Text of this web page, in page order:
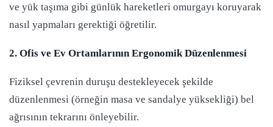
ve yük taşıma gibi günlük hareketleri omurgayı koruyarak
nasıl yapmaları gerektiği öğretilir.
2. Ofis ve Ev Ortamlarının Ergonomik Düzenlenmesi
Fiziksel çevrenin duruşu destekleyecek şekilde
düzenlenmesi (örneğin masa ve sandalye yüksekliği) bel
ağrısının tekrarını önleyebilir.